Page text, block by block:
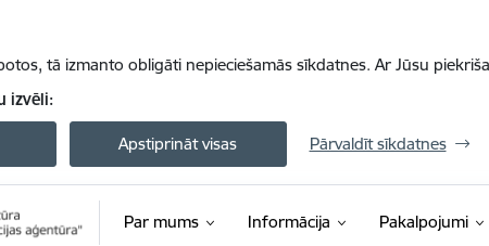
tā izmanto obligāti nepieciešamās sīkdatnes. Ar Jūsu
izvēli:
Apstiprināt visas Pārvaldīt sīkdatnes
Par mums Informācija Pakalpojumi